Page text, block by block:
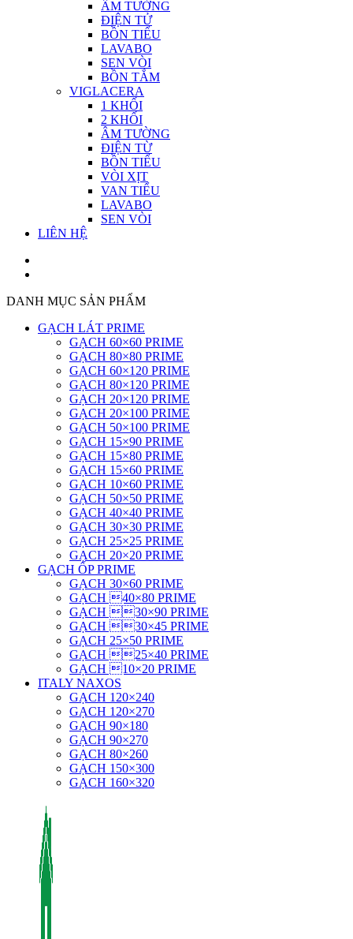
ÂM TƯỜNG
ĐIỆN TỬ
BỒN TIỂU
LAVABO
SEN VÒI
BỒN TẮM
VIGLACERA
1 KHỐI
2 KHỐI
ÂM TƯỜNG
ĐIỆN TỪ
BỒN TIỂU
VÒI XỊT
VAN TIỂU
LAVABO
SEN VÒI
LIÊN HỆ
DANH MỤC SẢN PHẨM
GẠCH LÁT PRIME
GẠCH 60×60 PRIME
GẠCH 80×80 PRIME
GẠCH 60×120 PRIME
GẠCH 80×120 PRIME
GẠCH 20×120 PRIME
GẠCH 20×100 PRIME
GẠCH 50×100 PRIME
GẠCH 15×90 PRIME
GẠCH 15×80 PRIME
GẠCH 15×60 PRIME
GẠCH 10×60 PRIME
GẠCH 50×50 PRIME
GẠCH 40×40 PRIME
GẠCH 30×30 PRIME
GẠCH 25×25 PRIME
GẠCH 20×20 PRIME
GẠCH ỐP PRIME
GẠCH 30×60 PRIME
GẠCH 40×80 PRIME
GẠCH 30×90 PRIME
GẠCH 30×45 PRIME
GẠCH 25×50 PRIME
GẠCH 25×40 PRIME
GẠCH 10×20 PRIME
ITALY NAXOS
GẠCH 120×240
GẠCH 120×270
GẠCH 90×180
GẠCH 90×270
GẠCH 80×260
GẠCH 150×300
GẠCH 160×320